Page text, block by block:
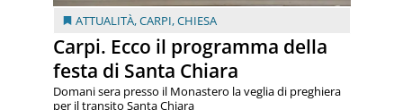
ATTUALITÀ,CARPI,CHIESA
Carpi. Ecco il programma della
festa di Santa Chiara
Domani sera presso il Monastero la veglia di preghiera
per il transito Santa Chiara